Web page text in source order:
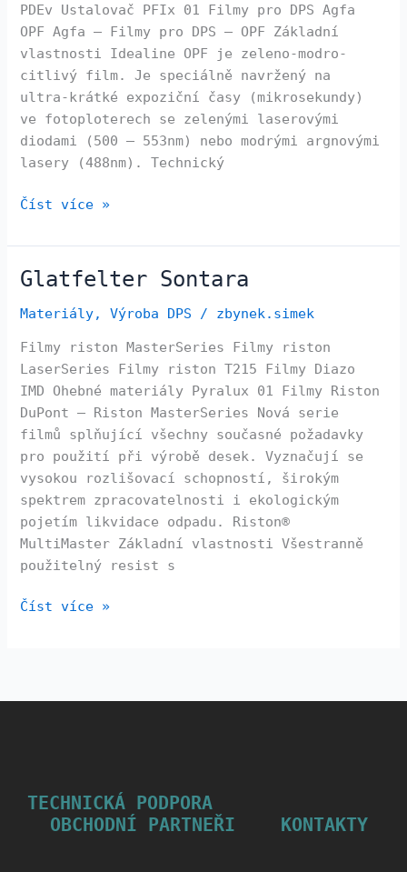
PDEv Ustalovač PFIx 01 Filmy pro DPS Agfa
OPF Agfa – Filmy pro DPS – OPF Základní
vlastnosti Idealine OPF je zeleno-modro-
citlivý film. Je speciálně navržený na
ultra-krátké expoziční časy (mikrosekundy)
ve fotoploterech se zelenými laserovými
diodami (500 – 553nm) nebo modrými argnovými
lasery (488nm). Technický
Číst více »
Glatfelter Sontara
Materiály,Výroba DPS / zbynek.simek
Filmy riston MasterSeries Filmy riston
LaserSeries Filmy riston T215 Filmy Diazo
IMD Ohebné materiály Pyralux 01 Filmy Riston
DuPont – Riston MasterSeries Nová serie
filmů splňující všechny současné požadavky
pro použití při výrobě desek. Vyznačují se
vysokou rozlišovací schopností, širokým
spektrem zpracovatelnosti i ekologickým
pojetím likvidace odpadu. Riston®
MultiMaster Základní vlastnosti Všestranně
použitelný resist s
Glatfelter
Číst více »
TECHNICKÁ PODPORA
OBCHODNÍ PARTNEŘI
KONTAKTY